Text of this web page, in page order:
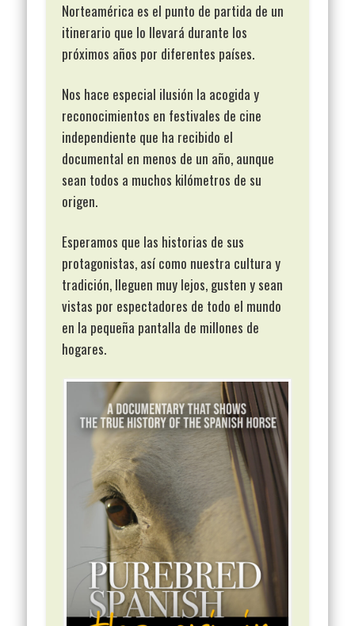
Norteamérica es el punto de partida de un
itinerario que lo llevará durante los
próximos años por diferentes países.
Nos hace especial ilusión la acogida y
reconocimientos en festivales de cine
independiente que ha recibido el
documental en menos de un año, aunque
sean todos a muchos kilómetros de su
origen.
Esperamos que las historias de sus
protagonistas, así como nuestra cultura y
tradición, lleguen muy lejos, gusten y sean
vistas por espectadores de todo el mundo
en la pequeña pantalla de millones de
hogares.